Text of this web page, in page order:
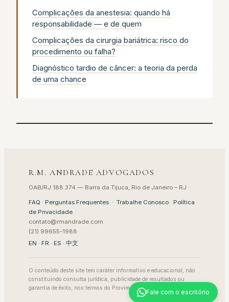
Complicações da anestesia: quando há
responsabilidade — e de quem
Complicações da cirurgia bariátrica: risco do
procedimento ou falha?
Diagnóstico tardio de câncer: a teoria da perda
de uma chance
R.M. ANDRADE ADVOGADOS
OAB/RJ 188.374 — Barra da Tijuca, Rio de Janeiro – RJ
FAQ · Perguntas Frequentes · Trabalhe Conosco · Política
de Privacidade
contato@rmandrade.com
(21) 99655-1988
EN · FR · ES · 中文
O conteúdo deste site tem caráter informativo e educacional, não
constituindo consulta jurídica, publicidade de resultados ou
garantia de êxito, nos termos do Provimento 205/2021 da OAB.
Fale com o escritório